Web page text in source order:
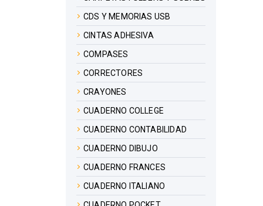
CDS Y MEMORIAS USB
CINTAS ADHESIVA
COMPASES
CORRECTORES
CRAYONES
CUADERNO COLLEGE
CUADERNO CONTABILIDAD
CUADERNO DIBUJO
CUADERNO FRANCES
CUADERNO ITALIANO